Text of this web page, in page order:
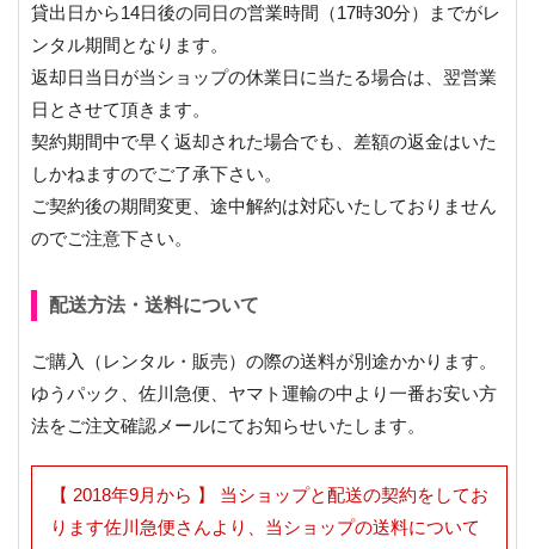
貸出日から14日後の同日の営業時間（17時30分）までがレ
ンタル期間となります。
返却日当日が当ショップの休業日に当たる場合は、翌営業
日とさせて頂きます。
契約期間中で早く返却された場合でも、差額の返金はいた
しかねますのでご了承下さい。
ご契約後の期間変更、途中解約は対応いたしておりません
のでご注意下さい。
配送方法・送料について
ご購入（レンタル・販売）の際の送料が別途かかります。
ゆうパック、佐川急便、ヤマト運輸の中より一番お安い方
法をご注文確認メールにてお知らせいたします。
【 2018年9月から 】 当ショップと配送の契約をしてお
ります佐川急便さんより、当ショップの送料について